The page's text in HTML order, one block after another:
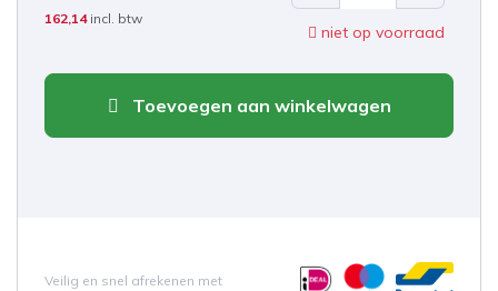
162,14 incl. btw
niet op voorraad
Toevoegen aan winkelwagen
Veilig en snel afrekenen met